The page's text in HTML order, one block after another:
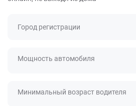
Город регистрации
Мощность автомобиля
Минимальный возраст водителя